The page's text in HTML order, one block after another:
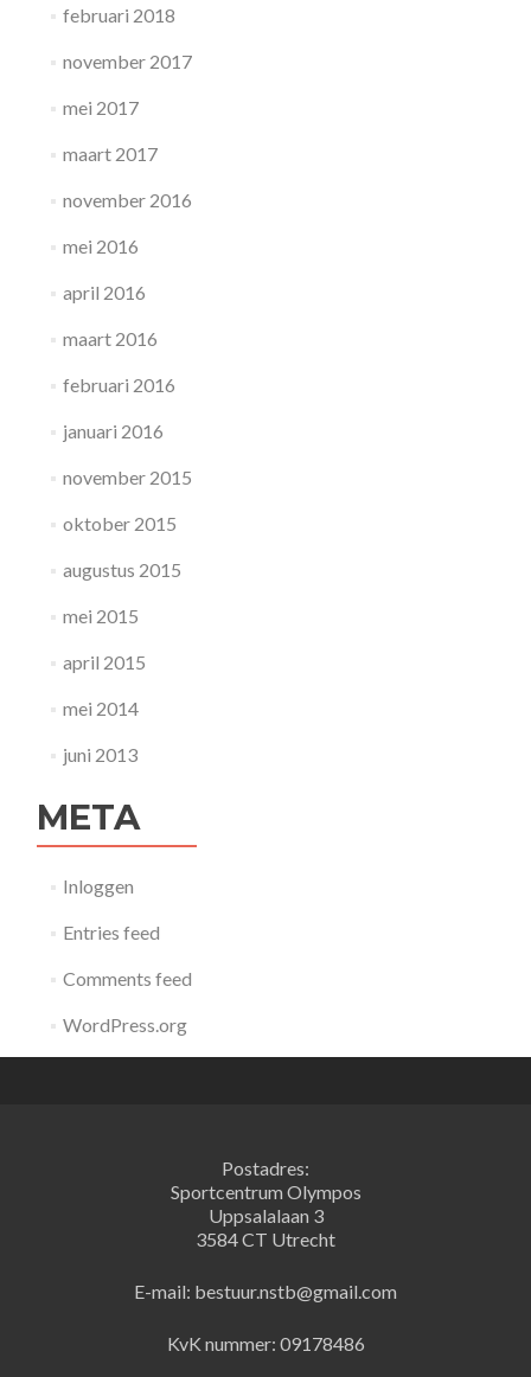
februari 2018
november 2017
mei 2017
maart 2017
november 2016
mei 2016
april 2016
maart 2016
februari 2016
januari 2016
november 2015
oktober 2015
augustus 2015
mei 2015
april 2015
mei 2014
juni 2013
META
Inloggen
Entries feed
Comments feed
WordPress.org
Postadres:
Sportcentrum Olympos
Uppsalalaan 3
3584 CT Utrecht
E-mail: bestuur.nstb@gmail.com
KvK nummer: 09178486